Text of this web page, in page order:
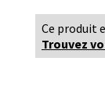
Ce produit
Trouvez